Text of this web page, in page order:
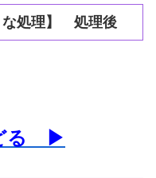
な処理】 処理後
る ▶